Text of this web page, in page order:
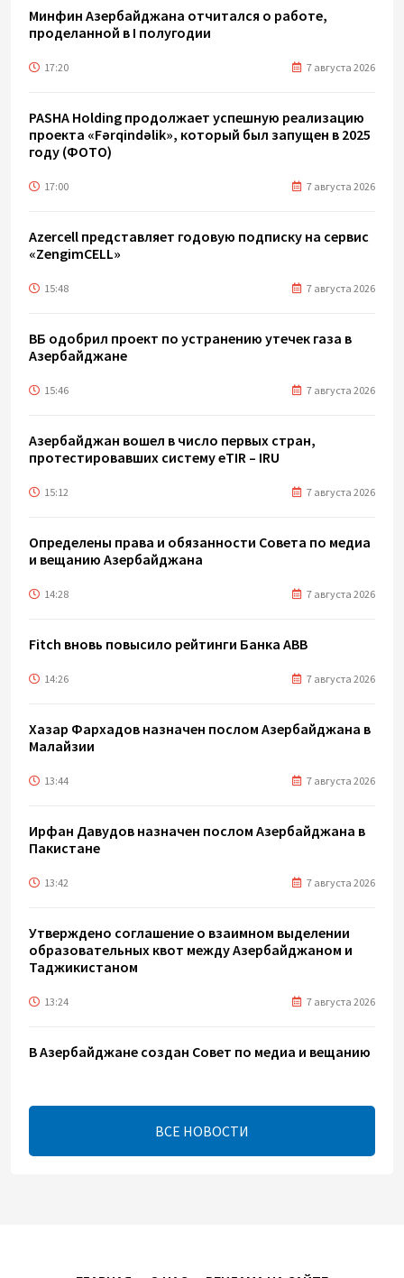
Минфин Азербайджана отчитался о работе,
проделанной в I полугодии
17:20 7 августа 2026
PASHA Holding продолжает успешную реализацию
проекта «Fərqindəlik», который был запущен в 2025
году (ФОТО)
17:00 7 августа 2026
Azercell представляет годовую подписку на сервис
«ZengimCELL»
15:48 7 августа 2026
ВБ одобрил проект по устранению утечек газа в
Азербайджане
15:46 7 августа 2026
Азербайджан вошел в число первых стран,
протестировавших систему eTIR – IRU
15:12 7 августа 2026
Определены права и обязанности Совета по медиа
и вещанию Азербайджана
14:28 7 августа 2026
Fitch вновь повысило рейтинги Банка ABB
14:26 7 августа 2026
Хазар Фархадов назначен послом Азербайджана в
Малайзии
13:44 7 августа 2026
Ирфан Давудов назначен послом Азербайджана в
Пакистане
13:42 7 августа 2026
Утверждено соглашение о взаимном выделении
образовательных квот между Азербайджаном и
Таджикистаном
13:24 7 августа 2026
В Азербайджане создан Совет по медиа и вещанию
13:16 7 августа 2026
ЕАЭС расширяет финансовый рынок и вводит
ВСЕ НОВОСТИ